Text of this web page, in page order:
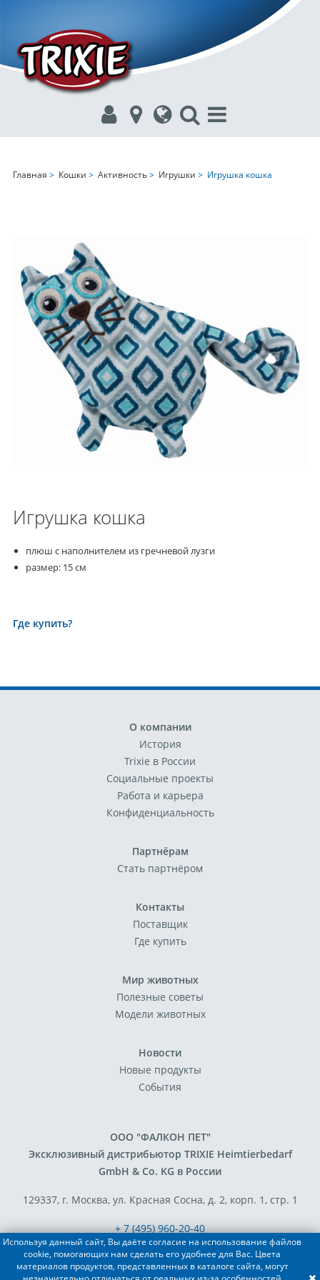
Главная > Кошки > Активность> Игрушки > Игрушка кошка
Игрушка кошка
плюш с наполнителем из гречневой лузги
размер: 15 см
Где купить?
О компании
История
Trixie в России
Социальные проекты
Работа и карьера
Конфиденциальность
Партнёрам
Стать партнёром
Контакты
Поставщик
Где купить
Мир животных
Полезные советы
Модели животных
Новости
Новые продукты
События
ООО "ФАЛКОН ПЕТ"
Эксклюзивный дистрибьютор TRIXIE Heimtierbedarf
GmbH & Co. KG в России
129337, г. Москва, ул. Красная Сосна, д. 2, корп. 1, стр. 1
+ 7 (495) 960-20-40
+ 7 (495) 122-25-18
Используя данный сайт, Вы даёте согласие на использование файлов
cookie, помогающих нам сделать его удобнее для Вас. Цвета
материалов продуктов, представленных в каталоге сайта, могут